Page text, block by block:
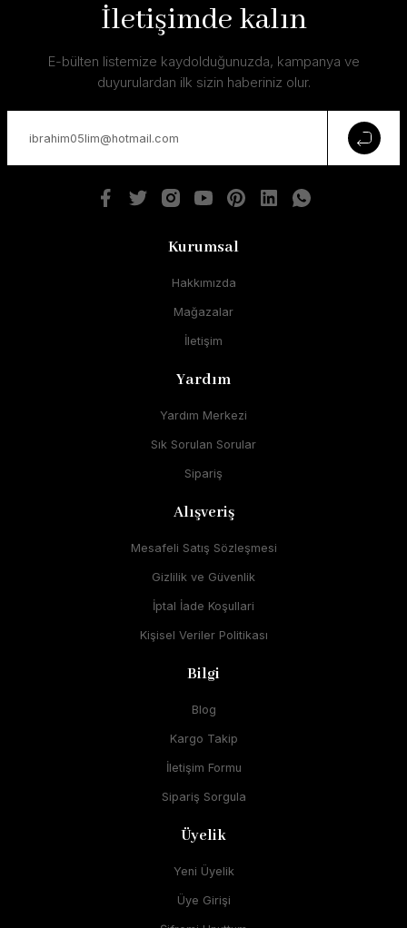
İletişimde kalın
E-bülten listemize kaydolduğunuzda, kampanya ve
duyurulardan ilk sizin haberiniz olur.
Kurumsal
Hakkımızda
Mağazalar
İletişim
Yardım
Yardım Merkezi
Sık Sorulan Sorular
Sipariş
Alışveriş
Mesafeli Satış Sözleşmesi
Gizlilik ve Güvenlik
İptal İade Koşullari
Kişisel Veriler Politikası
Bilgi
Blog
Kargo Takip
İletişim Formu
Sipariş Sorgula
Üyelik
Yeni Üyelik
Üye Girişi